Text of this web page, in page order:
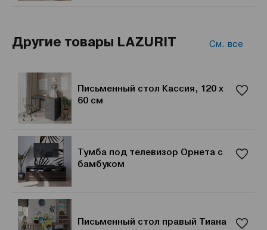
Другие товары LAZURIT См. все
Письменный стол Кассия, 120 х
60 см
Тумба под телевизор Орнета с
бамбуком
Письменный стол правый Тиана